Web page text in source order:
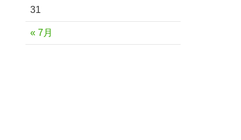
« 7月
31